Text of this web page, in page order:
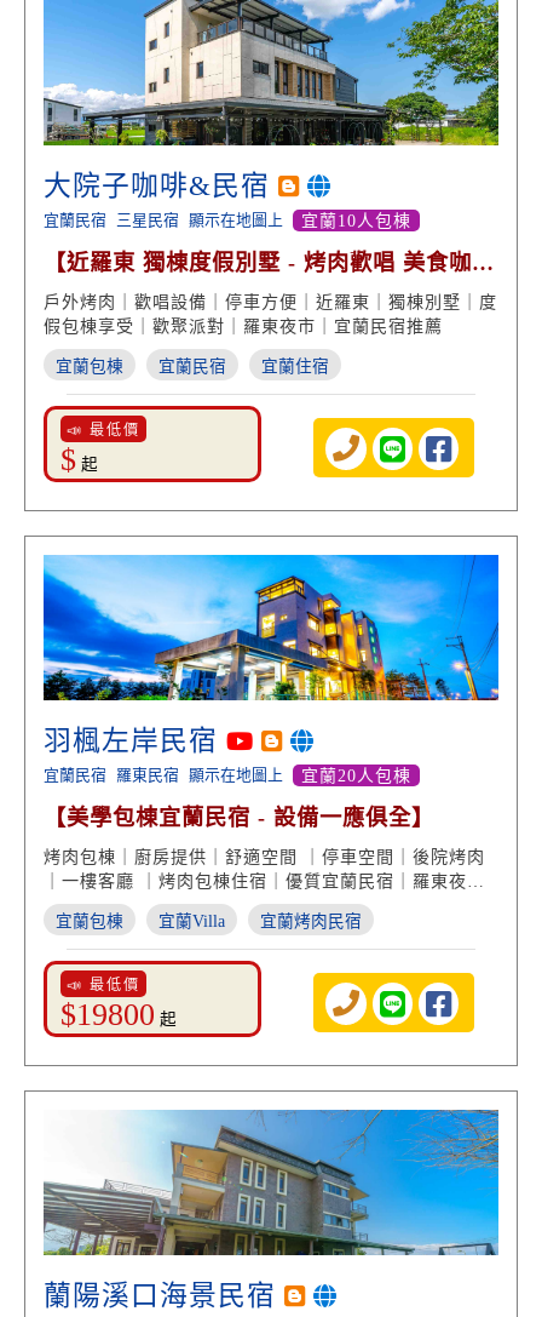
大院子咖啡&民宿
宜蘭民宿 三星民宿 顯示在地圖上 宜蘭10人包棟
【近羅東 獨棟度假別墅 - 烤肉歡唱 美食咖啡
精緻品味】
戶外烤肉｜歡唱設備｜停車方便｜近羅東｜獨棟別墅｜度
假包棟享受｜歡聚派對｜羅東夜市｜宜蘭民宿推薦
宜蘭包棟 宜蘭民宿 宜蘭住宿
📣 最低價
$ 起
羽楓左岸民宿
宜蘭民宿 羅東民宿 顯示在地圖上 宜蘭20人包棟
【美學包棟宜蘭民宿 - 設備一應俱全】
烤肉包棟｜廚房提供｜舒適空間 ｜停車空間｜後院烤肉
｜一樓客廳 ｜烤肉包棟住宿｜優質宜蘭民宿｜羅東夜市
｜宜蘭民宿推薦
宜蘭包棟 宜蘭Villa 宜蘭烤肉民宿
📣 最低價
$19800 起
蘭陽溪口海景民宿